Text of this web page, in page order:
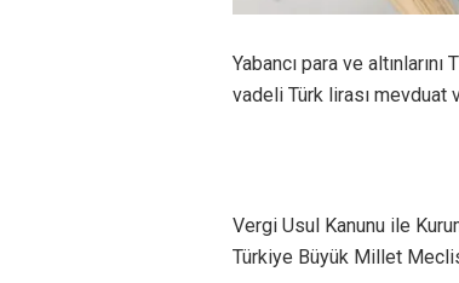
Yabancı para ve
vadeli Türk lirası mevduat
Vergi Usul Kanunu ile
Türkiye Büyük Millet